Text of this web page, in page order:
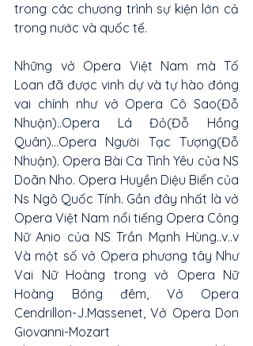
trong các chương trình sự kiện lớn cả
trong nước và quốc tế.
Những vở Opera Việt Nam mà Tố
Loan đã được vinh dự và tự hào đóng
vai chính như vở Opera Cô Sao(Đỗ
Nhuận)..Opera Lá Đỏ(Đỗ Hồng
Quân)...Opera Người Tạc Tượng(Đỗ
Nhuận). Opera Bài Ca Tình Yêu của NS
Doãn Nho. Opera Huyền Diệu Biển của
Ns Ngô Quốc Tính. Gần đây nhất là vở
Opera Việt Nam nổi tiếng Opera Công
Nữ Anio của NS Trần Mạnh Hùng..v..v
Và một số vở Opera phương tây Như
Vai Nữ Hoàng trong vở Opera Nữ
Hoàng Bóng đêm, Vở Opera
Cendrillon-J.Massenet, Vở Opera Don
Giovanni-Mozart